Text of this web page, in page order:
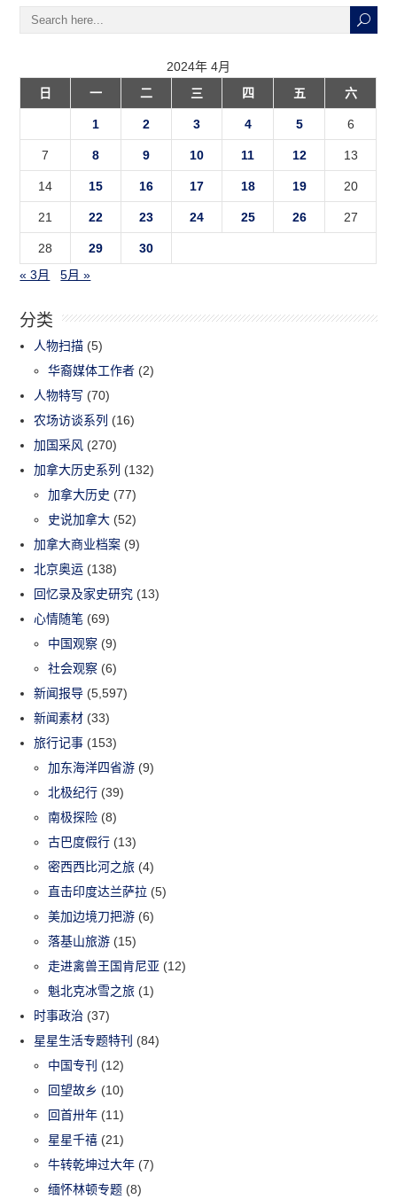
2024年 4月
日
一 二 三 四 五 六
1 2 3 4 5 6
7 8 9 10 11 12 13
14 15 16 17 18 19 20
21 22 23 24 25 26 27
28 29
30
« 3月
5月 »
分类
人物扫描 (5)
华裔媒体工作者 (2)
人物特写 (70)
农场访谈系列 (16)
加国采风 (270)
加拿大历史系列 (132)
加拿大历史 (77)
史说加拿大 (52)
加拿大商业档案 (9)
北京奥运 (138)
回忆录及家史研究 (13)
心情随笔 (69)
中国观察 (9)
社会观察 (6)
新闻报导 (5,597)
新闻素材 (33)
旅行记事 (153)
加东海洋四省游 (9)
北极纪行 (39)
南极探险 (8)
古巴度假行 (13)
密西西比河之旅 (4)
直击印度达兰萨拉 (5)
美加边境刀把游 (6)
落基山旅游 (15)
走进禽兽王国肯尼亚 (12)
魁北克冰雪之旅 (1)
时事政治 (37)
星星生活专题特刊 (84)
中国专刊 (12)
回望故乡 (10)
回首卅年 (11)
星星千禧 (21)
牛转乾坤过大年 (7)
缅怀林顿专题 (8)